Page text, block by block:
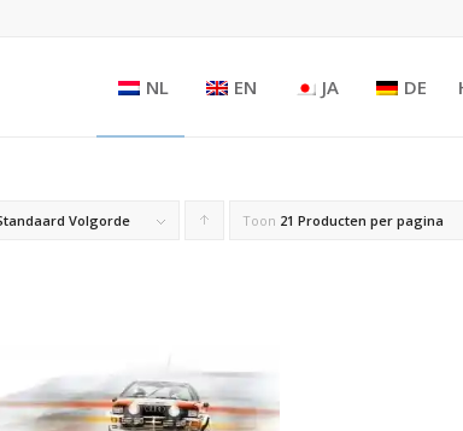
NL EN JA DE
Volgorde Producten
Toon 21 Producten per pagina